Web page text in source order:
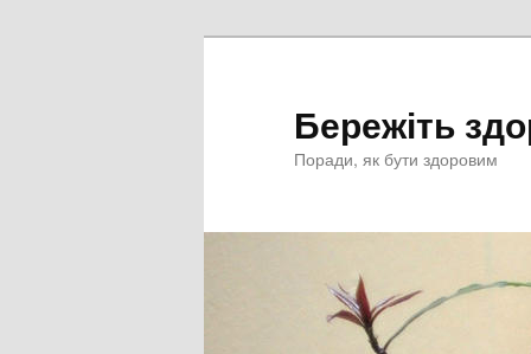
Бережіть
Поради, як бути здоровим